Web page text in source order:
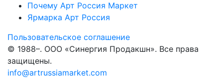
Почему Арт Россия Маркет
Ярмарка Арт Россия
Пользовательское соглашение
© 1988–. ООО «Синергия Продакшн». Все права
защищены.
info@artrussiamarket.com